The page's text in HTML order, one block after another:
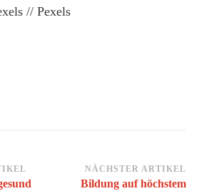
// Pexels
NÄCHSTER ARTIKEL
Bildung auf höchstem